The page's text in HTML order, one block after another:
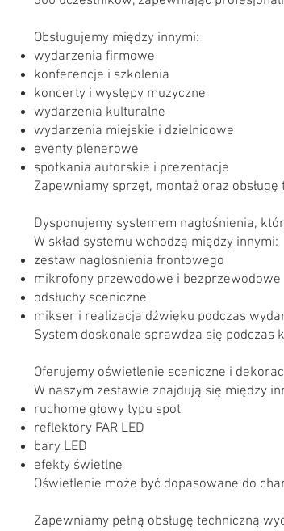
Obsługujemy między innymi:
wydarzenia firmowe
konferencje i szkolenia
koncerty i występy muzyczne
wydarzenia kulturalne
wydarzenia miejskie i dzielnicowe
eventy plenerowe
spotkania autorskie i prezentacje
Zapewniamy sprzęt, montaż oraz
Dysponujemy systemem nagłośnienia,
W skład systemu wchodzą między innymi:
zestaw nagłośnienia frontowego
mikrofony przewodowe i bezprzewodowe
odsłuchy sceniczne
mikser i realizacja dźwięku podczas
System doskonale sprawdza się
Oferujemy oświetlenie sceniczne i
W naszym zestawie znajdują się między
ruchome głowy typu spot
reflektory PAR LED
bary LED
efekty świetlne
Oświetlenie może być dopasowane do
Zapewniamy pełną obsługę techniczną